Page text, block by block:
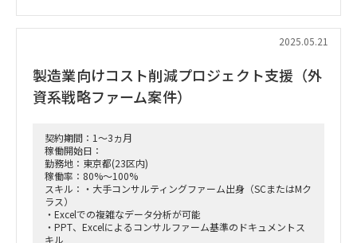
■備考： マーケティング施策を検討・推進をリードして頂け
2025.05.21
製造業向けコスト削減プロジェクト支援（外
資系戦略ファーム案件）
契約期間：1～3ヵ月
稼働開始日：
勤務地：東京都(23区内)
稼働率：80%～100%
スキル：・大手コンサルティングファーム出身（SCまたはMク
ラス）
・Excelでの複雑なデータ分析が可能
・PPT、Excelによるコンサルファーム基準のドキュメントス
キル